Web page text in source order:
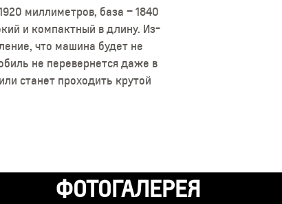
миллиметров, база – 1840
и компактный в длину. Из-
что машина будет не
не перевернется даже в
станет проходить крутой
поворотов. Двери в
отсеке установлена еще
ФОТОГАЛЕРЕЯ